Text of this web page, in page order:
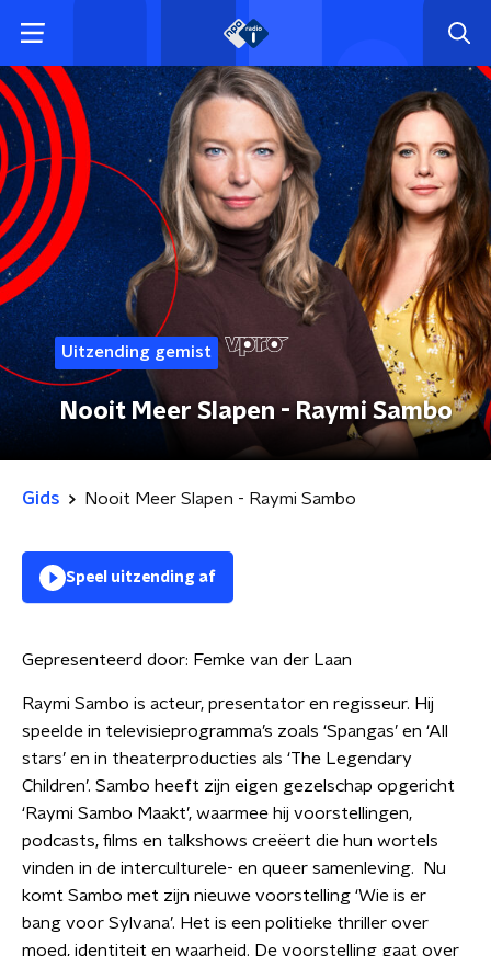
Uitzending gemist
Nooit Meer Slapen - Raymi Sambo
Gids Nooit Meer Slapen - Raymi Sambo
Speel uitzending af
Gepresenteerd door: Femke van der Laan
Raymi Sambo is acteur, presentator en regisseur. Hij
speelde in televisieprogramma’s zoals ‘Spangas’ en ‘All
stars’ en in theaterproducties als ‘The Legendary
Children’. Sambo heeft zijn eigen gezelschap opgericht
‘Raymi Sambo Maakt’, waarmee hij voorstellingen,
podcasts, films en talkshows creëert die hun wortels
vinden in de interculturele- en queer samenleving. Nu
komt Sambo met zijn nieuwe voorstelling ‘Wie is er
bang voor Sylvana’. Het is een politieke thriller over
moed, identiteit en waarheid. De voorstelling gaat over